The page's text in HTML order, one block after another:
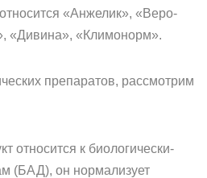
«Анжелик», «Веро-
«Дивина», «Климонорм».
препаратов, рассмотрим
относится к биологически-
(БАД), он нормализует